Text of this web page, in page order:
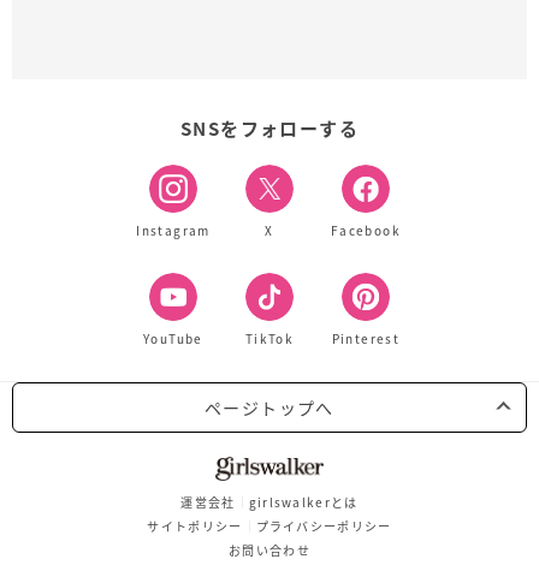
SNSをフォローする
Instagram X Facebook
YouTube TikTok Pinterest
ページトップへ
運営会社
girlswalkerとは
サイトポリシー
プライバシーポリシー
お問い合わせ